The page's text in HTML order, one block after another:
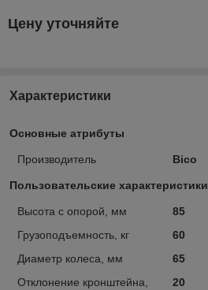
Цену уточняйте
Характеристики
Основные атрибуты
Производитель Bico
Пользовательские характеристики
Высота с опорой, мм
85
Грузоподъемность, кг
60
Диаметр колеса, мм
65
Отклонение кронштейна,
20